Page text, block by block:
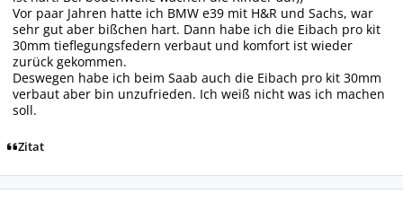
Vor paar Jahren hatte ich BMW e39 mit H&R und Sachs, war
sehr gut aber bißchen hart. Dann habe ich die Eibach pro kit
30mm tieflegungsfedern verbaut und komfort ist wieder
zurück gekommen.
Deswegen habe ich beim Saab auch die Eibach pro kit 30mm
verbaut aber bin unzufrieden. Ich weiß nicht was ich machen
soll.
Zitat